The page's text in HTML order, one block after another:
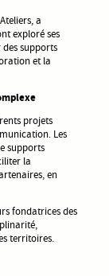
a
exploré ses
supports
et la
projets
Les
supports
la
en
fondatrices des
territoires.